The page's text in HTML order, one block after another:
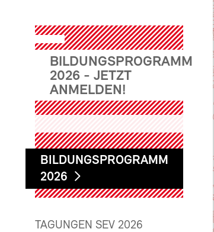
BILDUNGSPROGRAMM
2026 - JETZT
ANMELDEN!
BILDUNGSPROGRAMM
2026
TAGUNGEN SEV 2026